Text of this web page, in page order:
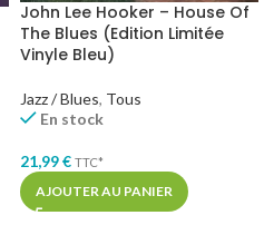
John Lee Hooker – House Of
The Blues (Edition Limitée
Vinyle Bleu)
Jazz / Blues, Tous
En stock
21,99€ TTC*
AJOUTER AU PANIER